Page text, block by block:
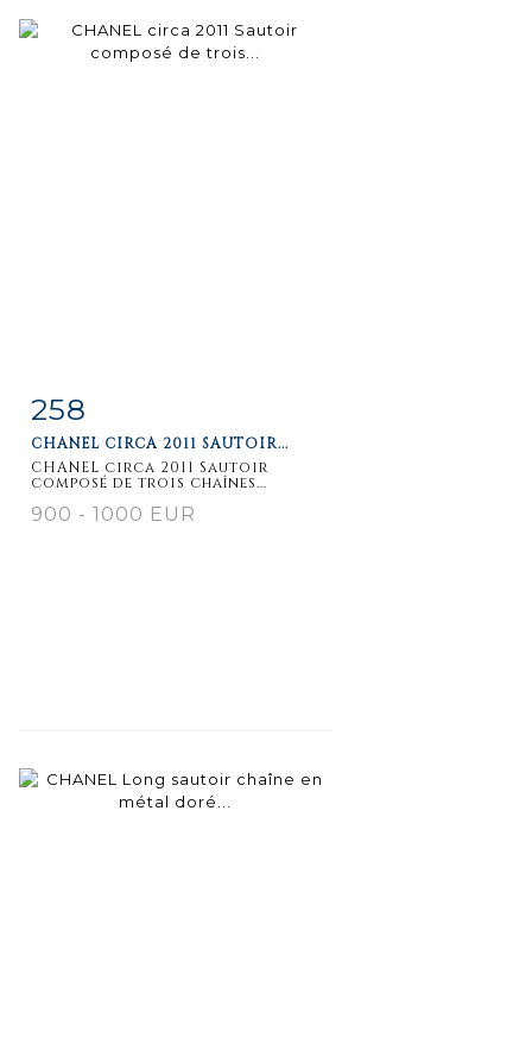
Item detail
258
CHANEL CIRCA 2011 SAUTOIR...
CHANEL circa 2011 Sautoir
composé de trois chaînes...
900 - 1000 EUR